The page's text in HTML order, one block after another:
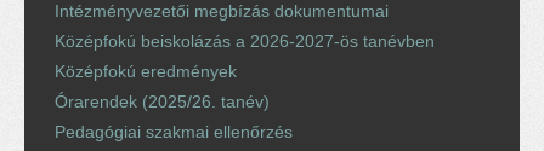
Intézményvezetői megbízás dokumentumai
Középfokú beiskolázás a 2026-2027-ös tanévben
Középfokú eredmények
Órarendek (2025/26. tanév)
Pedagógiai szakmai ellenőrzés